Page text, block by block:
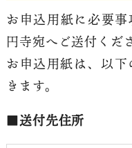
お申込用紙に必要
円寺宛へご送付くだ
お申込用紙は、以
きます。
■送付先住所